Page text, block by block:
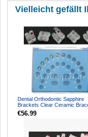
Vielleicht gefällt
Dental Orthodontic Sapphire
Brackets Clear Ceramic
Roth 022 3 Upper HUBIT
€56.99